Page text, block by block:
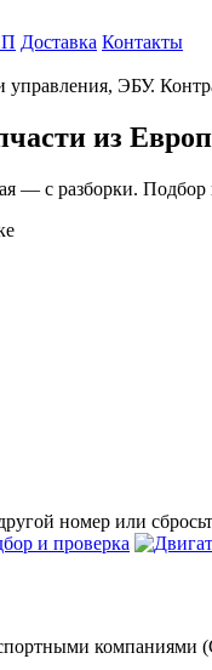
Доставка Контакты
из
— с разборки.
номер или